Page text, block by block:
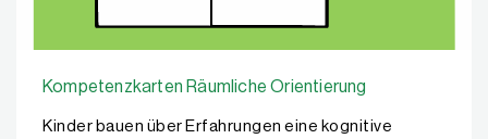
Kompetenzkarten Räumliche Orientierung
Kinder bauen über Erfahrungen eine kognitive